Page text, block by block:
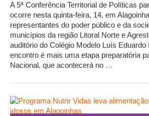
A 5ª Conferência Territorial de Políticas
ocorre nesta quinta-feira, 14, em
representantes do poder público e da
municípios da região Litoral Norte e
auditório do Colégio Modelo Luís Eduardo
encontro é mais uma etapa preparatória
Nacional, que acontecerá no …